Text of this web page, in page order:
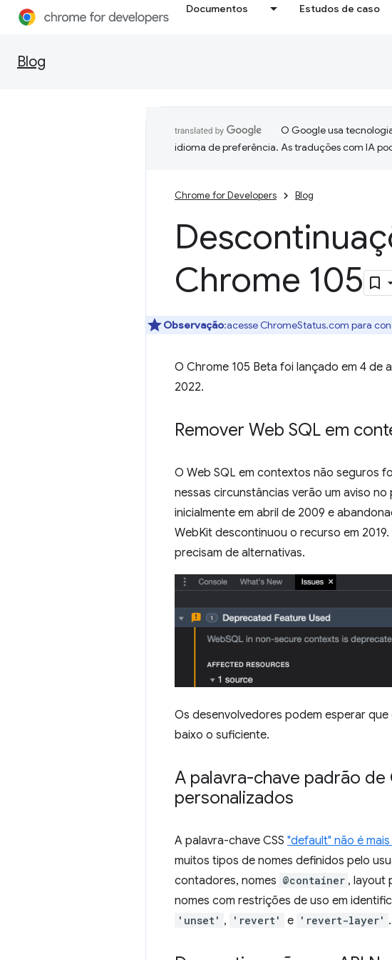
Documentos Estudos de caso
Blog
O Google usa
idioma de preferência. As traduções com IA
Chrome for Developers Blog
Chrome 105
Observação:acesse ChromeStatus.com para
O Chrome 105 Beta foi lançado em 4
2022.
Remover Web SQL em
O Web SQL em contextos não seguros
nessas circunstâncias verão um aviso
inicialmente em abril de 2009 e
WebKit descontinuou o recurso em
precisam de alternativas.
Os desenvolvedores podem esperar
baixo o suficiente.
A palavra-chave padrão
personalizados
A palavra-chave CSS "default" não é
muitos tipos de nomes definidos pelo
contadores, nomes @container , layout
nomes com restrições de uso em
'unset' , 'revert' e 'revert-layer' .